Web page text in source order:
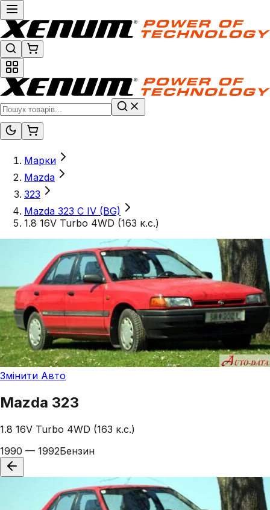
Марки
Mazda
323
Mazda 323 C IV (BG)
1.8 16V Turbo 4WD (163 к.с.)
Змінити Авто
Mazda 323
1.8 16V Turbo 4WD (163 к.с.)
1990 — 1992Бензин